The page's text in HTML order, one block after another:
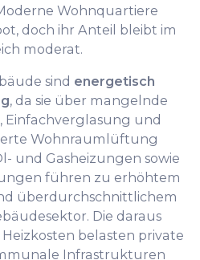
Wohnquartiere
doch ihr Anteil bleibt im
moderat.
sind energetisch
, da sie über mangelnde
und
Wohnraumlüftung
und Gasheizungen sowie
führen zu erhöhtem
überdurchschnittlichem
Die daraus
belasten private
Infrastrukturen